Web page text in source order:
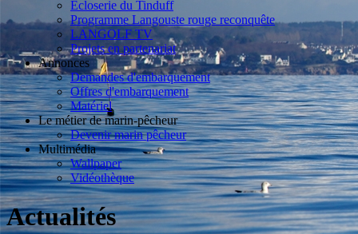
Ecloserie du Tinduff
Programme Langouste rouge reconquête
LANGOLF TV
Projets en partenariat
Annonces
Demandes d'embarquement
Offres d'embarquement
Matériel
Le métier de marin-pêcheur
Devenir marin pêcheur
Multimédia
Wallpaper
Vidéothèque
Actualités